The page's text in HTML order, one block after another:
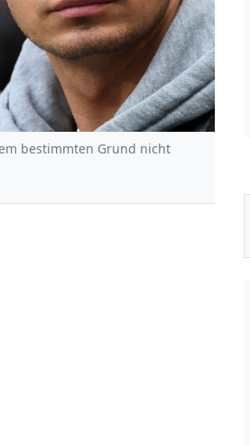
bestimmten Grund nicht